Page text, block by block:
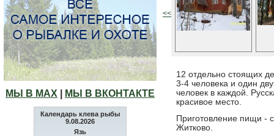
МЫ В МАХ МЫ В ВКОНТАКТЕ
Календарь клева рыбы
9.08.2026
Язь
<<
12 отдельно стоящих
3-4 человека и один
человек в каждой.
красивое место.
Приготовление пищи -
Житково.